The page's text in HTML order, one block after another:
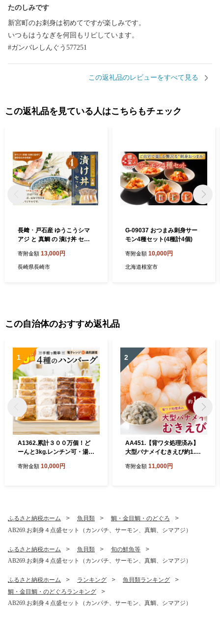
たのしみです
新宮町のお刺身は初めてですが楽しみです。
いつもはうなぎを何回もリピしています。
#ガンバレしんぐう577251
この返礼品のレビューをすべて見る
この返礼品を見ている人はこちらもチェック
長﨑・戸石産 ゆうこうシマ
アジ と 真鯛 の 漬け丼 セッ
鯵 あじ 魚 フルーツ魚 魚介
海鮮 詰め合わせ 丼 長崎県 長
寄附金額 13,000円
長崎県長崎市
G-09037 おつまみ刺身サー
モン4種セット(4種計4個)
寄附金額 10,000円
北海道根室市
この自治体のおすすめ返礼品
1
A1362.累計３００万個！ど
ーんと3kg.レンチン可・湯煎
セット【150g×20個】【訳あ
寄附金額 10,000円
2
AA451.【背ワタ処理済み】
大型バナメイむきえび約1.8k
寄附金額 11,000円
ふるさと納税ホーム 魚貝類
鯛・金目鯛・のどぐろ
AB269.お刺身４点盛セット（カンパチ、サーモン、真鯛、シマアジ）
ふるさと納税ホーム 魚貝類
旬の鮮魚等
AB269.お刺身４点盛セット（カンパチ、サーモン、真鯛、シマアジ）
ふるさと納税ホーム ランキング
魚貝類ランキング
鯛・金目鯛・のどぐろランキング
AB269.お刺身４点盛セット（カンパチ、サーモン、真鯛、シマアジ）